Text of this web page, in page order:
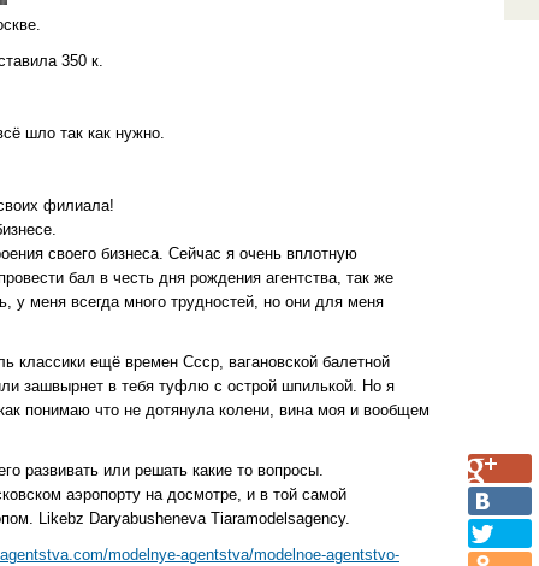
350 к.
шло так как нужно.
филиала!
своего бизнеса. Сейчас я очень вплотную
бал в честь дня рождения агентства, так же
у меня всегда много трудностей, но они для меня
классики ещё времен Ссср, вагановской балетной
зашвырнет в тебя туфлю с острой шпилькой. Но я
понимаю что не дотянула колени, вина моя и вообщем
развивать или решать какие то вопросы.
аэропорту на досмотре, и в той самой
Likebz Daryabusheneva Tiaramodelsagency.
modelnye-agentstva/modelnoe-agentstvo-